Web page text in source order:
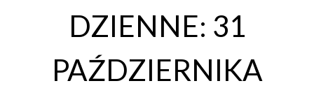
DZIENNE: 31
PAŹDZIERNIKA